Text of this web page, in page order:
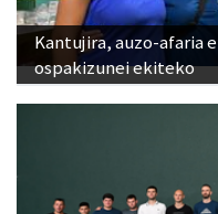
Kantujira, auzo-afaria
ospakizunei ekiteko